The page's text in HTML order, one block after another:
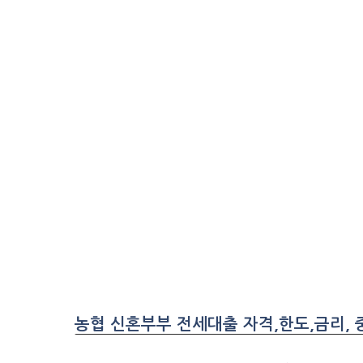
농협 신혼부부 전세대출 자격,한도,금리,